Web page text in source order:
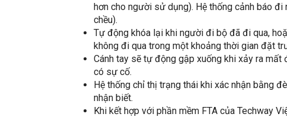
hơn cho người sử dụng). Hệ thống cảnh báo
chều).
Tự động khóa lại khi người đi bộ đã đi qua,
không đi qua trong một khoảng thời gian đặt
Cánh tay sẽ tự động gập xuống khi xảy ra
có sự cố.
Hệ thống chỉ thị trạng thái khi xác nhận bằng
nhận biết.
Khi kết hợp với phần mềm FTA của Techway